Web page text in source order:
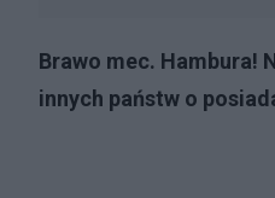
Brawo mec. Hambura!
innych państw o